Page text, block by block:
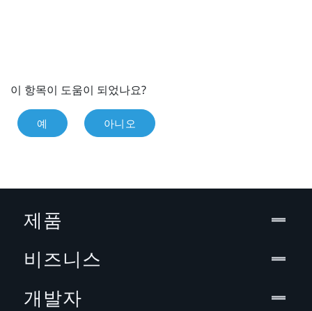
이 항목이 도움이 되었나요?
예 아니오
제품
비즈니스
개발자